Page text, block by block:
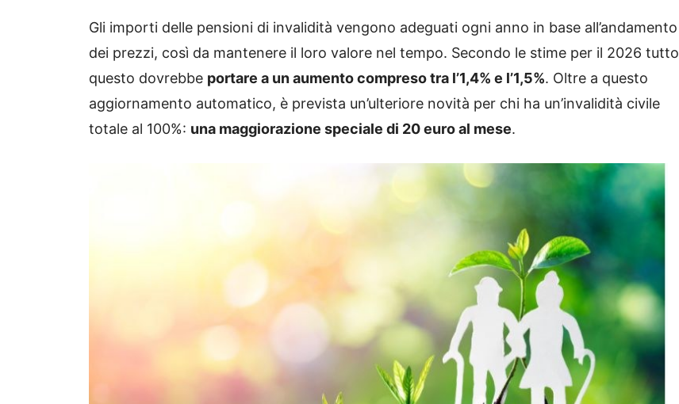
Gli importi delle pensioni di invalidità vengono adeguati ogni anno in base all’andamento
dei prezzi, così da mantenere il loro valore nel tempo. Secondo le stime per il 2026 tutto
questo dovrebbe portare a un aumento compreso tra l’1,4% e l’1,5%. Oltre a questo
aggiornamento automatico, è prevista un’ulteriore novità per chi ha un’invalidità civile
totale al 100%: una maggiorazione speciale di 20 euro al mese.